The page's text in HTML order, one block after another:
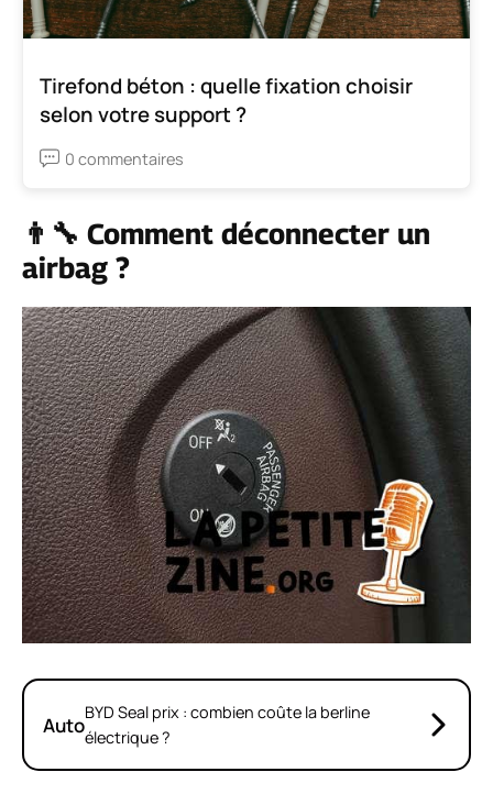
Tirefond béton : quelle fixation choisir
selon votre support ?
0 commentaires
👨‍🔧 Comment déconnecter un
airbag ?
AutoBYD Seal prix : combien coûte la berline
électrique ?